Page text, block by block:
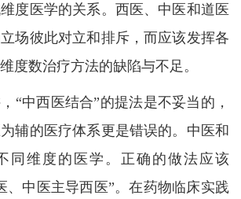
度医学的关系。西医、中医和道医
场彼此对立和排斥，而应该发挥各
度数治疗方法的缺陷与不足。
“中西医结合”的提法是不妥当的，
辅的医疗体系更是错误的。中医和
同维度的医学。正确的做法应该
、中医主导西医”。在药物临床实践